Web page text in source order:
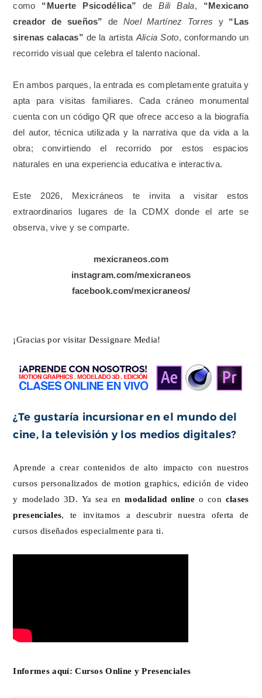
como “Muerte Psicodélica” deBili Bala, “Mexicano
creador de sueños” de Noel Martínez Torres y “Las
sirenas calacas” de la artista Alicia Soto, conformando un
recorrido visual que celebra el talento nacional.
En ambos parques, la entrada es completamente gratuita y
apta para visitas familiares. Cada cráneo monumental
cuenta con un código QR que ofrece acceso a la biografía
del autor, técnica utilizada y la narrativa que da vida a la
obra; convirtiendo el recorrido por estos espacios
naturales en una experiencia educativa e interactiva.
Este 2026, Mexicráneos te invita a visitar estos
extraordinarios lugares de la CDMX donde el arte se
observa, vive y se comparte.
mexicraneos.com
instagram.com/mexicraneos
facebook.com/mexicraneos/
¡Gracias por visitar Dessignare Media!
¿Te gustaría incursionar en el mundo del
cine, la televisión y los medios digitales?
Aprende a crear contenidos de alto impacto con nuestros
cursos personalizados de motion graphics, edición de video
y modelado 3D. Ya sea en modalidad onlineo con clases
presenciales , te invitamos a descubrir nuestra oferta de
cursos diseñados especialmente para ti.
Informes aquí:Cursos Online y Presenciales